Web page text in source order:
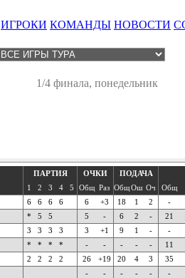
ИГРОКИ КОМАНДЫ НОВОСТИ
1/4 финала, понедельник
ПАРТИЯ ОЧКИ ПОДАЧА
1
2 3 4 5 Общ Раз ОбщОш Оч Общ
6 6 6 6 6 +3 18 1 2 -
* 5 5 5 - 6 2 - 21
3 3 3 3 3 +1 9 1 - -
* * * * - - - - - 11
2 2 2 2 26 +19 20 4 3 35
- - - - - -